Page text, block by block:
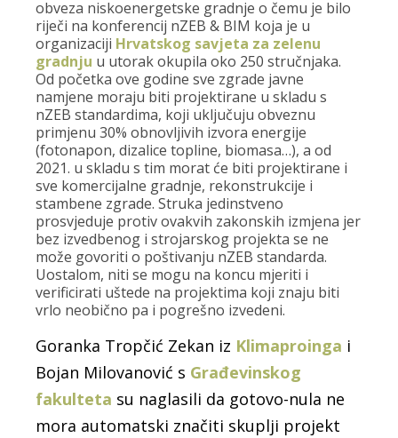
obveza niskoenergetske gradnje o čemu je bilo
riječi na konferencij nZEB & BIM koja je u
organizaciji Hrvatskog savjeta za zelenu
gradnju u utorak okupila oko 250 stručnjaka.
Od početka ove godine sve zgrade javne
namjene moraju biti projektirane u skladu s
nZEB standardima, koji uključuju obveznu
primjenu 30% obnovljivih izvora energije
(fotonapon, dizalice topline, biomasa…), a od
2021. u skladu s tim morat će biti projektirane i
sve komercijalne gradnje, rekonstrukcije i
stambene zgrade. Struka jedinstveno
prosvjeduje protiv ovakvih zakonskih izmjena jer
bez izvedbenog i strojarskog projekta se ne
može govoriti o poštivanju nZEB standarda.
Uostalom, niti se mogu na koncu mjeriti i
verificirati uštede na projektima koji znaju biti
vrlo neobično pa i pogrešno izvedeni.
Goranka Tropčić Zekan iz Klimaproinga i
Bojan Milovanović s Građevinskog
fakulteta su naglasili da gotovo-nula ne
mora automatski značiti skuplji projekt